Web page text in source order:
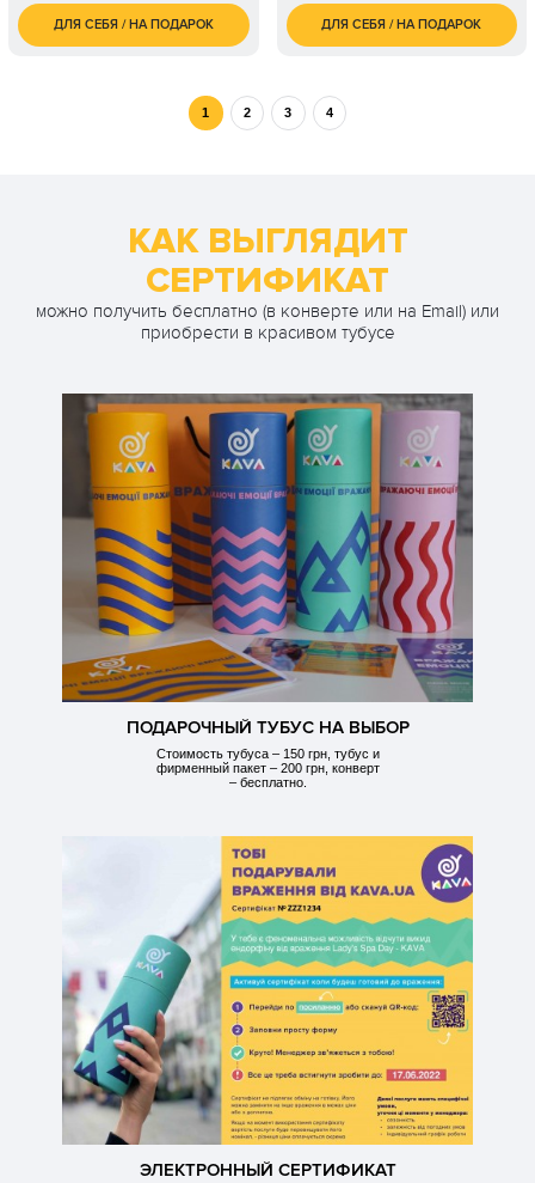
4 100
грн
ДЛЯ СЕБЯ / НА ПОДАРОК
1 450
грн
ДЛЯ СЕБЯ / НА ПОДАРОК
1 2 3 4
КАК ВЫГЛЯДИТ
СЕРТИФИКАТ
можно получить бесплатно (в конверте или на Email) или
приобрести в красивом тубусе
ПОДАРОЧНЫЙ ТУБУС НА ВЫБОР
Стоимость тубуса – 150 грн, тубус и
фирменный пакет – 200 грн, конверт
– бесплатно.
ЭЛЕКТРОННЫЙ СЕРТИФИКАТ